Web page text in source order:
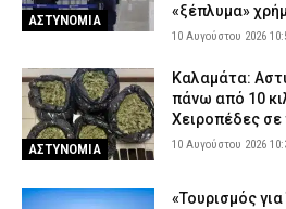
ΣΩΜΑΤΑ ΑΣΦΑΛΕΙΑΣ 9 Αυγούστου 2026
σημεία όπου απαγορεύεται το μπάνιο
ΕΙΔΗΣΕΙΣ 9 Αυγούστου 2026 19:43
Πυρκαγιά στο Νέο Μοναστήρι Δομοκού
9 Αυγούστου 2026 19:33
ΑΣΤΥΝΟΜΙΑ
«ξέπλυμα»
10 Αυγούστου 2026
ΑΣΤΥΝΟΜΙΑ
Καλαμάτα:
πάνω από 10
Χειροπέδες σε
10 Αυγούστου 2026
«Τουρισμός